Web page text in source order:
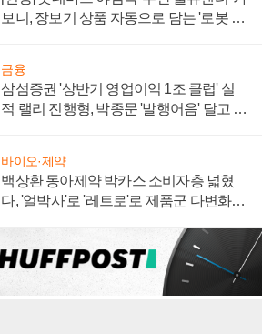
보니, 장보기 상품 자동으로 담는 '로봇 40
금융
삼섬증권 '상반기 영업이익 1조 클럽' 실
적 랠리 진행형, 박종문 '발행어음' 달고 연
바이오·제약
백상환 동아제약 박카스 소비자층 넓혔
다, '얼박사'로 '레트로'로 제품군 다변화